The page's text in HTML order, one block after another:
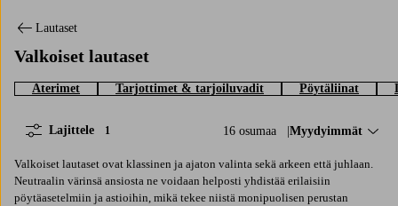
Lautaset
Valkoiset lautaset
Aterimet Tarjottimet & tarjoiluvadit Pöytäliinat
16 osumaa Lajittele:
Myydyimmät
Lajittele 1
Valkoiset lautaset ovat klassinen ja ajaton valinta sekä arkeen että juhlaan.
Neutraalin värinsä ansiosta ne voidaan helposti yhdistää erilaisiin
pöytäasetelmiin ja astioihin, mikä tekee niistä monipuolisen perustan